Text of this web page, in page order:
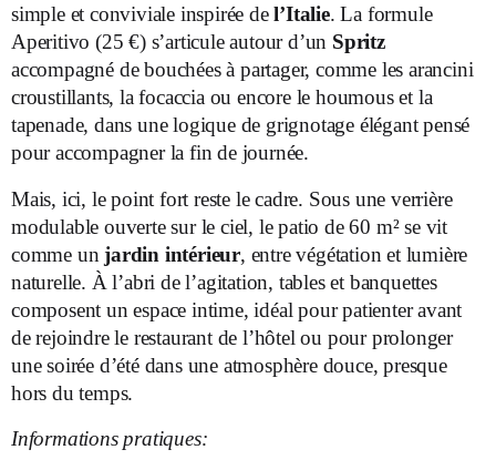
simple et conviviale inspirée del’Italie. La formule
Aperitivo (25 €) s’articule autour d’un Spritz
accompagné de bouchées à partager, comme les arancini
croustillants, la focaccia ou encore le houmous et la
tapenade, dans une logique de grignotage élégant pensé
pour accompagner la fin de journée.
Mais, ici, le point fort reste le cadre. Sous une verrière
modulable ouverte sur le ciel, le patio de 60 m² se vit
comme unjardin intérieur, entre végétation et lumière
naturelle. À l’abri de l’agitation, tables et banquettes
composent un espace intime, idéal pour patienter avant
de rejoindre le restaurant de l’hôtel ou pour prolonger
une soirée d’été dans une atmosphère douce, presque
hors du temps.
Informations pratiques: